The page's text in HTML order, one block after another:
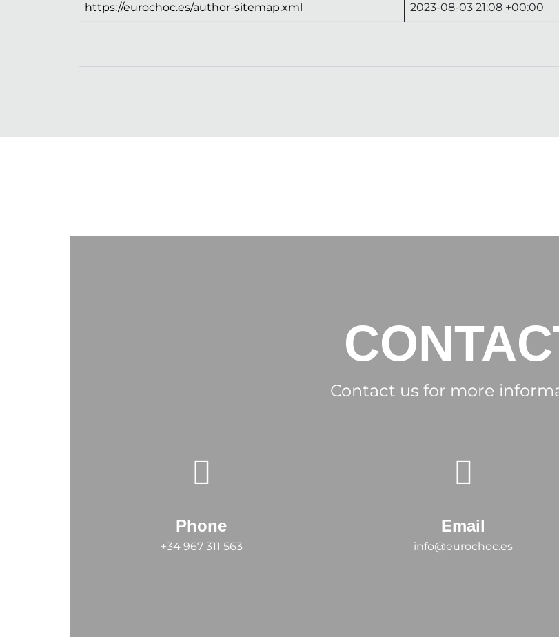
https://eurochoc.es/author-sitemap.xml 2023-08-03 21:08 +00:00
Contact us for more
Phone
+34 967 311 563
Email
info@eurochoc.es